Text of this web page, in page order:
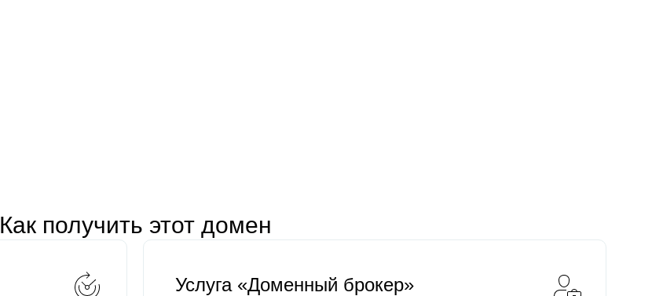
Как получить этот домен
Услуга «Доменный брокер»